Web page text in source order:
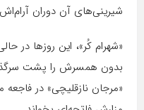
شیرینی‌های آن دوران
«شهرام کُر»، این روزها در
بدون همسرش را پشت
«مرجان نازقلیچی» در